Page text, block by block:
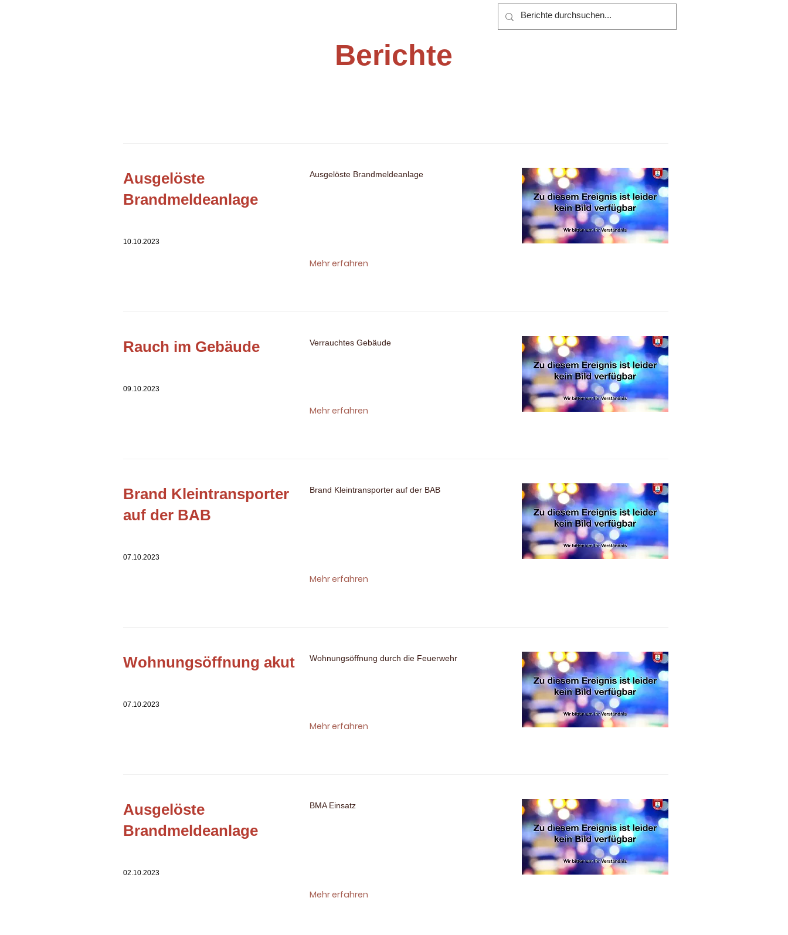
Latest News
Berichte
Ausgelöste
Brandmeldeanlage
Ausgelöste Brandmeldeanlage
10.10.2023
Mehr erfahren
Rauch im Gebäude Verrauchtes Gebäude
09.10.2023
Mehr erfahren
Brand Kleintransporter
auf der BAB
Brand Kleintransporter auf der BAB
07.10.2023
Mehr erfahren
Wohnungsöffnung akut Wohnungsöffnung durch die Feuerwehr
07.10.2023
Mehr erfahren
Ausgelöste
Brandmeldeanlage
BMA Einsatz
02.10.2023
Mehr erfahren